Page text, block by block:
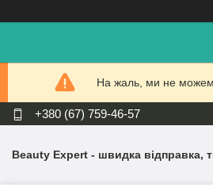
На жаль, ми не
+380 (67) 759-46-57
Beauty Expert - швидка відправка,